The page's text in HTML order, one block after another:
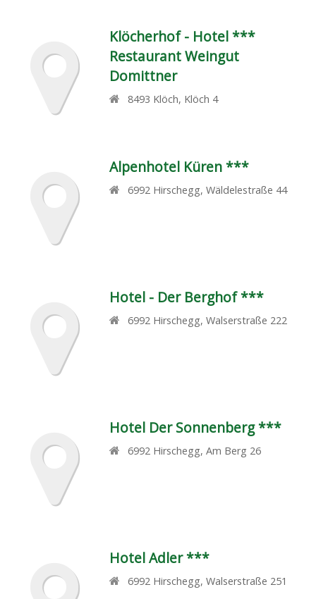
Klöcherhof - Hotel ***
Restaurant Weingut
Domittner
8493 Klöch, Klöch 4
Alpenhotel Küren ***
6992 Hirschegg,Wäldelestraße 44
Hotel - Der Berghof ***
6992 Hirschegg,Walserstraße 222
Hotel Der Sonnenberg ***
6992 Hirschegg,Am Berg 26
Hotel Adler ***
6992 Hirschegg,Walserstraße 251